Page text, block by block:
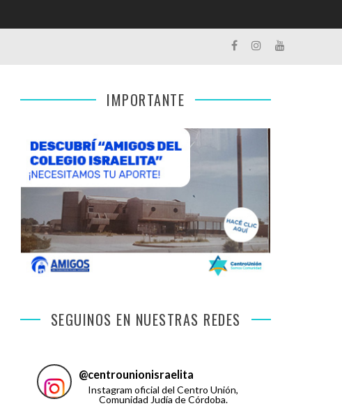
IMPORTANTE
SEGUINOS EN NUESTRAS REDES
@centrounionisraelita
Instagram oficial del Centro Unión,
Comunidad Judía de Córdoba.